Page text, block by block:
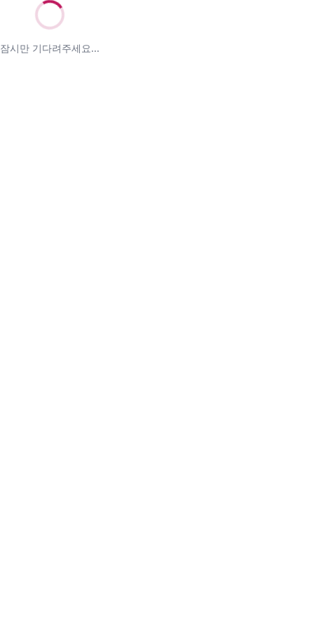
잠시만 기다려주세요...